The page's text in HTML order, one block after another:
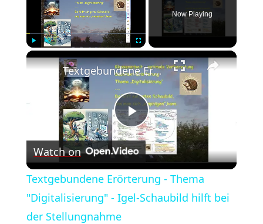
Now Playing
×
Play
Video
Textgebundene Erörterung - Thema "Digitalisierung" - Igel-Schaubild hilft bei der Stellungnahme
Watch on
Textgebundene Erörterung - Thema
"Digitalisierung" - Igel-Schaubild hilft bei
der Stellungnahme